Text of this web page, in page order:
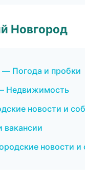
Новгород
— Погода и пробки
Недвижимость
новости и
новости и